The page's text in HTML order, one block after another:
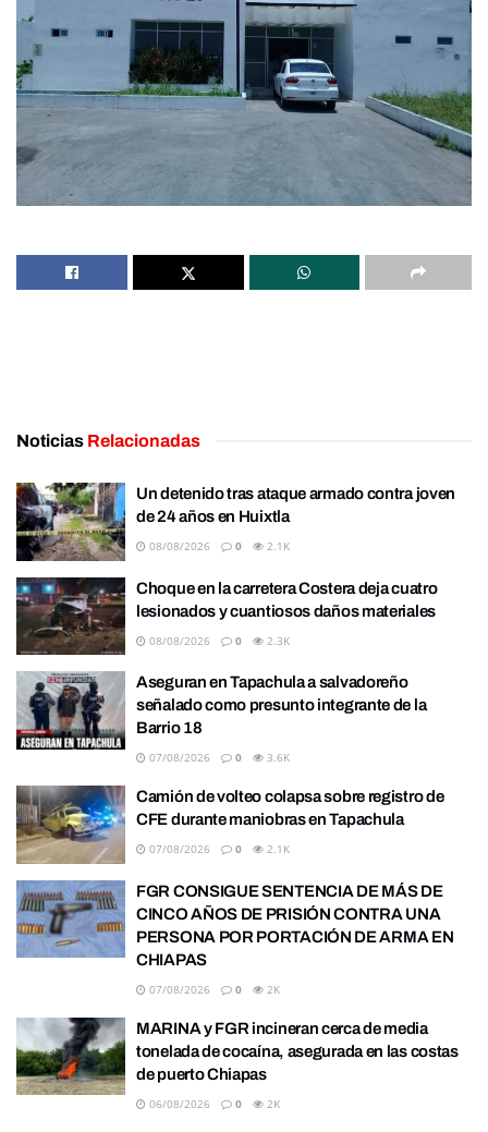
Noticias Relacionadas
Un detenido tras ataque armado contra joven
de 24 años en Huixtla
08/08/2026 0 2.1K
Choque en la carretera Costera deja cuatro
lesionados y cuantiosos daños materiales
08/08/2026 0 2.3K
Aseguran en Tapachula a salvadoreño
señalado como presunto integrante de la
Barrio 18
07/08/2026 0 3.6K
Camión de volteo colapsa sobre registro de
CFE durante maniobras en Tapachula
07/08/2026 0 2.1K
FGR CONSIGUE SENTENCIA DE MÁS DE
CINCO AÑOS DE PRISIÓN CONTRA UNA
PERSONA POR PORTACIÓN DE ARMA EN
CHIAPAS
07/08/2026 0 2K
MARINA y FGR incineran cerca de media
tonelada de cocaína, asegurada en las costas
de puerto Chiapas
06/08/2026 0 2K